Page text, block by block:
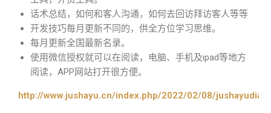
话术总结，如何和客人沟通，如何去回访拜访客人等等
开发技巧每月更新不同的，供全方位学习思维。
每月更新全国最新名录。
使用微信授权就可以在阅读，电脑、手机及ipad等地方
阅读，APP网站打开很方便。
http://www.jushayu.cn/index.php/2022/02/08/